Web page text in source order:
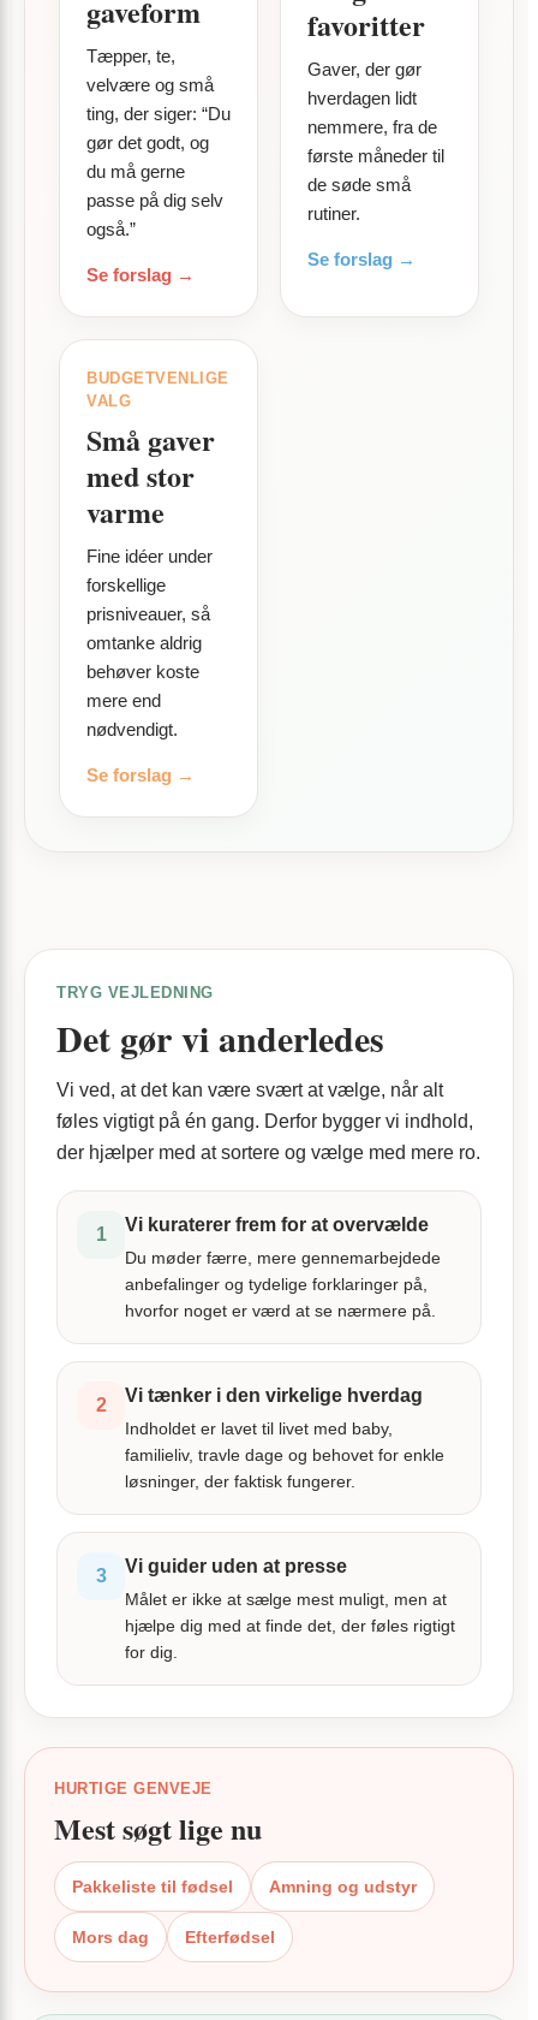
gaveform
Tæpper, te,
velvære og små
ting, der siger: “Du
gør det godt, og
du må gerne
passe på dig selv
også.”
Se forslag →
favoritter
Gaver, der gør
hverdagen lidt
nemmere, fra de
første måneder til
de søde små
rutiner.
Se forslag →
BUDGETVENLIGE
VALG
Små gaver
med stor
varme
Fine idéer under
forskellige
prisniveauer, så
omtanke aldrig
behøver koste
mere end
nødvendigt.
Se forslag →
TRYG VEJLEDNING
Det gør vi anderledes
Vi ved, at det kan være svært at vælge, når alt
føles vigtigt på én gang. Derfor bygger vi indhold,
der hjælper med at sortere og vælge med mere ro.
1 Vi kuraterer frem for at overvælde
Du møder færre, mere gennemarbejdede
anbefalinger og tydelige forklaringer på,
hvorfor noget er værd at se nærmere på.
2 Vi tænker i den virkelige hverdag
Indholdet er lavet til livet med baby,
familieliv, travle dage og behovet for enkle
løsninger, der faktisk fungerer.
3 Vi guider uden at presse
Målet er ikke at sælge mest muligt, men at
hjælpe dig med at finde det, der føles rigtigt
for dig.
HURTIGE GENVEJE
Mest søgt lige nu
Pakkeliste til fødsel Amning og udstyr
Mors dag Efterfødsel